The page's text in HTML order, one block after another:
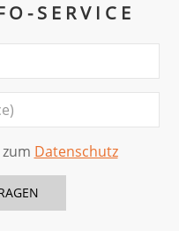
SERVICE
Datenschutz